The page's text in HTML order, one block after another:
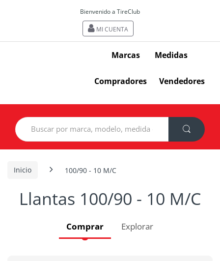
Bienvenido a TireClub
MI CUENTA
Marcas Medidas
Compradores Vendedores
Search
for:
Inicio 100/90 - 10 M/C
Llantas 100/90 - 10 M/C
Comprar Explorar